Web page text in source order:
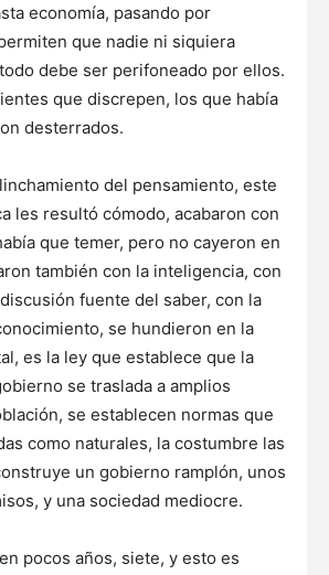
economía, pasando por
que nadie ni siquiera
debe ser perifoneado por ellos.
que discrepen, los que había
desterrados.
del pensamiento, este
les resultó cómodo, acabaron con
que temer, pero no cayeron en
también con la inteligencia, con
fuente del saber, con la
se hundieron en la
es la ley que establece que la
se traslada a amplios
se establecen normas que
como naturales, la costumbre las
un gobierno ramplón, unos
y una sociedad mediocre.
pocos años, siete, y esto es